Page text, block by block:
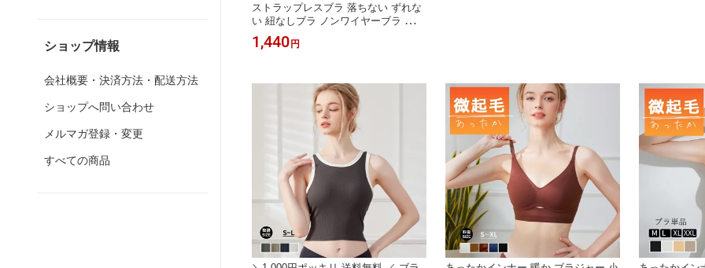
ショップ情報
会社概要・決済方法・配送方法
ショップへ問い合わせ
メルマガ登録・変更
すべての商品
ストラップレスブラ 落ちない ずれな
い 紐なしブラ ノンワイヤーブラ チュ
ーブトップ ブラ ストラップレス ブラ
ジャー 肩紐なし ずれない ブラトップ
1,440 円